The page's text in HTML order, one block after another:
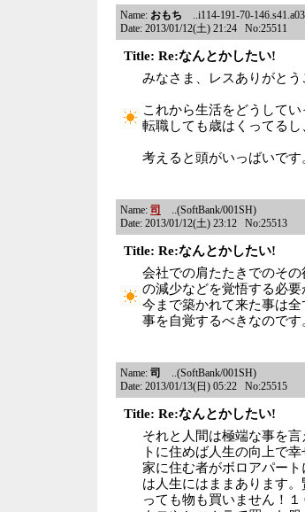
Name: おもち ..i114-191-70-
Date: 2013/01/12(土) 21:24 No:25511
Title: Re:なんとかしたい!
みなさま、レスありがとう
これから生活をどうして
転職しても歳はくってるし
考えると頭がいっばいです
Name: 司
..(SoftBank/001SH)
Date: 2013/01/12(土) 23:12 No:25513
Title: Re:なんとかしたい!
会社での肩たたきでのそ
の減少などを覚悟する必
今まで築かれて来た事は
事を自覚するべきなのです
Name: 司
..(SoftBank/001SH)
Date: 2013/01/13(日) 05:22 No:25515
Title: Re:なんとかしたい!
それと人間は極端な事を
トに住めば人生の向上で
家に住む者がボロアパー
は人生にはままあります
っても物も買いません！